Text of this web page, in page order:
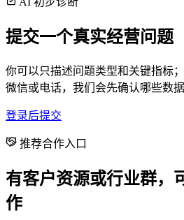
提交一个真实经营问题
你可以只描述问题类型和关键指标
微信或电话，我们会先确认哪些数
登录后提交
推荐合作入口
有客户资源或行业群，
作